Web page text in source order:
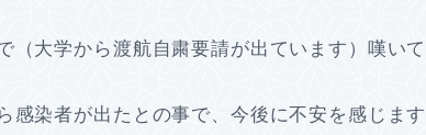
（大学から渡航自粛要請が出ています）嘆いて
感染者が出たとの事で、今後に不安を感じます